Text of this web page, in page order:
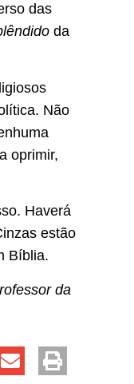
das
da
Não
oprimir,
Haverá
estão
Bíblia.
da